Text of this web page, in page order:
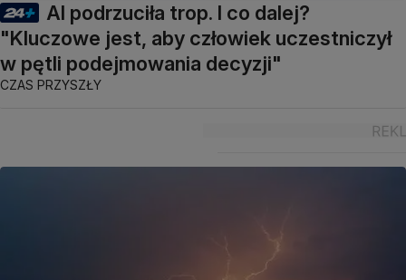
AI podrzuciła trop. I co dalej?
"Kluczowe jest, aby człowiek uczestniczył
w pętli podejmowania decyzji"
CZAS PRZYSZŁY